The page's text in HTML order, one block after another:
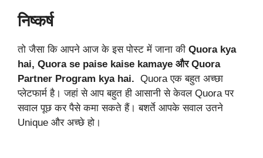
निष्कर्ष
तो जैसा कि आपने आज के इस पोस्ट में जाना की Quora kya
hai, Quora se paise kaise kamaye और Quora
Partner Program kya hai. Quora एक बहुत अच्छा
प्लेटफार्म है। जहां से आप बहुत ही आसानी से केवल Quora पर
सवाल पूछ कर पैसे कमा सकते हैं। बशर्ते आपके सवाल उतने
Unique और अच्छे हो।